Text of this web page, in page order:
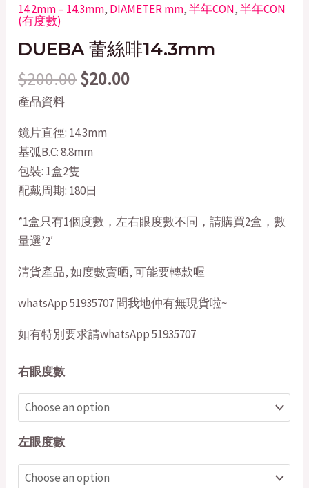
14.2mm – 14.3mm, DIAMETER mm,半年CON,半年CON
(有度數)
DUEBA 蕾絲啡14.3mm
$200.00$20.00
產品資料
鏡片直徑: 14.3mm
基弧B.C: 8.8mm
包裝: 1盒2隻
配戴周期: 180日
*1盒只有1個度數，左右眼度數不同，請購買2盒，數
量選’2′
清貨產品, 如度數賣晒, 可能要轉款喔
whatsApp 51935707 問我地仲有無現貨啦~
如有特別要求請whatsApp 51935707
右眼度數
左眼度數